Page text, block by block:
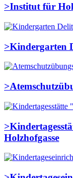
>Institut für
>Kindergarten
>
>
Holzhofgasse